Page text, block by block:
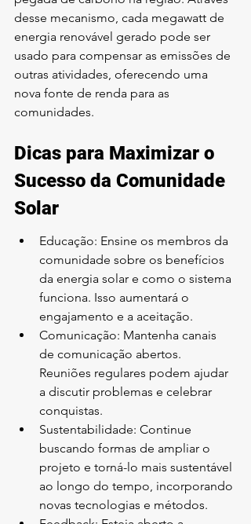
desse mecanismo, cada megawatt de
energia renovável gerado pode ser
usado para compensar as emissões de
outras atividades, oferecendo uma
nova fonte de renda para as
comunidades.
Dicas para Maximizar o
Sucesso da Comunidade
Solar
Educação: Ensine os membros da
comunidade sobre os benefícios
da energia solar e como o sistema
funciona. Isso aumentará o
engajamento e a aceitação.
Comunicação: Mantenha canais
de comunicação abertos.
Reuniões regulares podem ajudar
a discutir problemas e celebrar
conquistas.
Sustentabilidade: Continue
buscando formas de ampliar o
projeto e torná-lo mais sustentável
ao longo do tempo, incorporando
novas tecnologias e métodos.